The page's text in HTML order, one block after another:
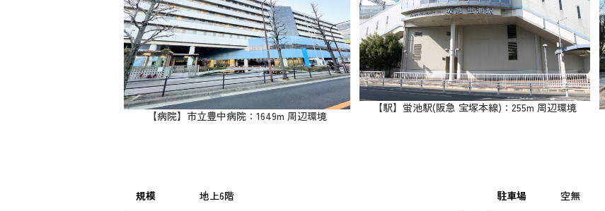
【病院】市立豊中病院：1649m 周辺環境
【駅】蛍池駅(阪急 宝塚本線)：255m 周辺環境
規模 地上6階 駐車場 空無